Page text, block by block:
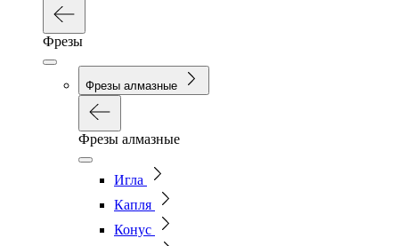
Фрезы
Фрезы алмазные
Фрезы алмазные
Игла
Капля
Конус